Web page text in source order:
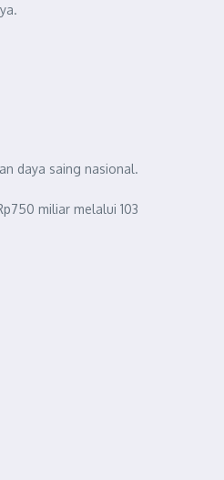
daya saing nasional.
miliar melalui 103